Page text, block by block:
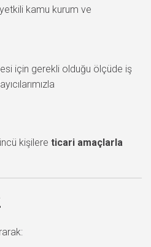
kamu kurum ve
için gerekli olduğu ölçüde iş
kişilere ticari amaçlarla